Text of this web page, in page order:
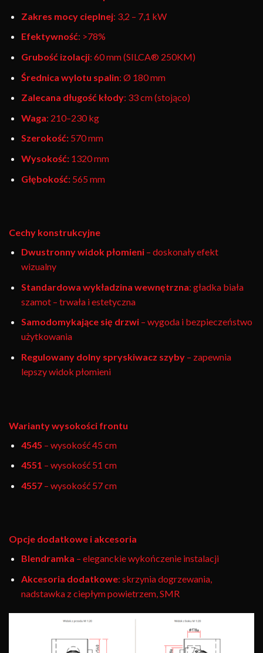
Zakres mocy cieplnej: 3,2 – 7,1 kW
Efektywność: >78%
Grubość izolacji: 60 mm (SILCA® 250KM)
Średnica wylotu spalin: Ø 180 mm
Zalecana długość kłody: 33 cm (stojąco)
Waga: 210–230 kg
Szerokość: 570 mm
Wysokość: 1320 mm
Głębokość: 565 mm
Cechy konstrukcyjne
Dwustronny widok płomieni– doskonały efekt
wizualny
Standardowa wykładzina wewnętrzna: gładka biała
szamot – trwała i estetyczna
Samodomykające się drzwi– wygoda i bezpieczeństwo
użytkowania
Regulowany dolny spryskiwacz szyby– zapewnia
lepszy widok płomieni
Warianty wysokości frontu
4545 – wysokość 45 cm
4551 – wysokość 51 cm
4557– wysokość 57 cm
Opcje dodatkowe i akcesoria
Blendramka – eleganckie wykończenie instalacji
Akcesoria dodatkowe: skrzynia dogrzewania,
nadstawka z ciepłym powietrzem, SMR